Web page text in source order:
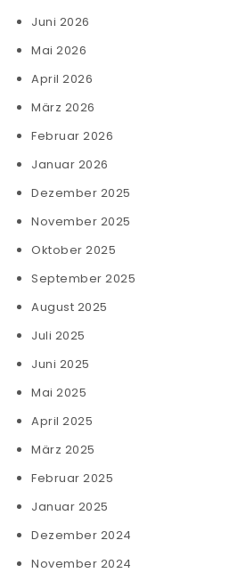
Juni 2026
Mai 2026
April 2026
März 2026
Februar 2026
Januar 2026
Dezember 2025
November 2025
Oktober 2025
September 2025
August 2025
Juli 2025
Juni 2025
Mai 2025
April 2025
März 2025
Februar 2025
Januar 2025
Dezember 2024
November 2024